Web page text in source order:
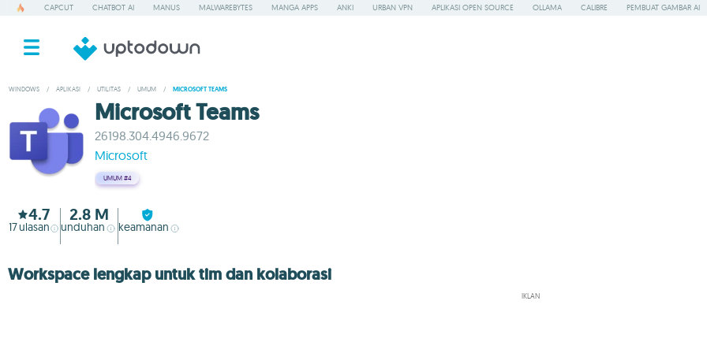
CAPCUT CHATBOT AI MANUS MALWAREBYTES MANGA APPS ANKI URBAN VPN APLIKASI OPEN SOURCE OLLAMA CALIBRE PEMBUAT GAMBAR AI
WINDOWS / APLIKASI / UTILITAS / UMUM / MICROSOFT TEAMS
Microsoft Teams
26198.304.4946.9672
Microsoft
UMUM #4
4.7
17ulasan
2.8 M
unduhan keamanan
Workspace lengkap untuk tim dan kolaborasi
IKLAN